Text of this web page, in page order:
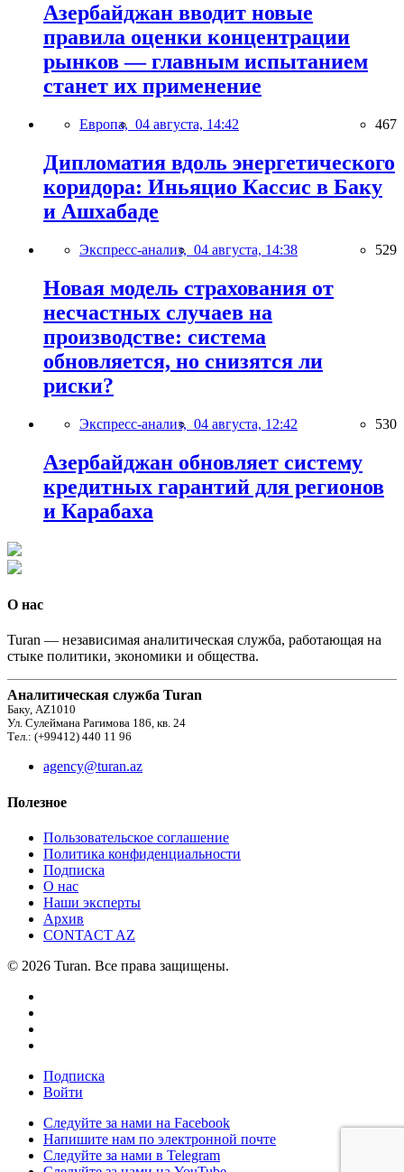
Азербайджан вводит новые
правила оценки концентрации
рынков — главным испытанием
станет их применение
Европа, 04 августа, 14:42 467
Дипломатия вдоль энергетического
коридора: Иньяцио Кассис в Баку
и Ашхабаде
Экспресс-анализ, 04 августа, 14:38 529
Новая модель страхования от
несчастных случаев на
производстве: система
обновляется, но снизятся ли
риски?
Экспресс-анализ, 04 августа, 12:42 530
Азербайджан обновляет систему
кредитных гарантий для регионов
и Карабаха
О нас
Turan — независимая аналитическая служба, работающая на
стыке политики, экономики и общества.
Аналитическая служба Turan
Баку, AZ1010
Ул. Сулеймана Рагимова 186, кв. 24
Тел.: (+99412) 440 11 96
agency@turan.az
Полезное
Пользовательское соглашение
Политика конфиденциальности
Подписка
О нас
Наши эксперты
Архив
CONTACT AZ
© 2026 Turan. Все права защищены.
Подписка
Войти
Следуйте за нами на Facebook
Напишите нам по электронной почте
Следуйте за нами в Telegram